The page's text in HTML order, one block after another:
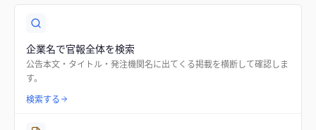
企業名で官報全体を検索
公告本文・タイトル・発注機関名に出てくる掲載を横断して確認しま
す。
検索する